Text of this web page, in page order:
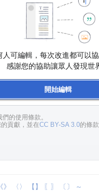
的使用條款。
貢獻，並在CC BY-SA 3.0的條
《》 〈〉 【】 〖〗 〔〕
～
人可編輯，每次改進都可以協
感謝您的協助讓眾人發現世
開始編輯